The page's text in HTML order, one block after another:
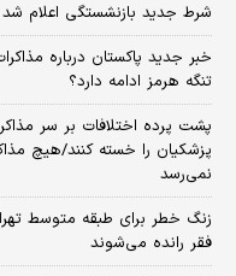
شرط جدید بازنشستگی اعلام شد
خبر جدید پاکستان درباره
تنگه هرمز ادامه دارد؟
پشت پرده اختلافات بر سر
پزشکیان را خسته کنند/هیچ
نمی‌رسد
زنگ خطر برای طبقه متوسط
فقر رانده می‌شوند